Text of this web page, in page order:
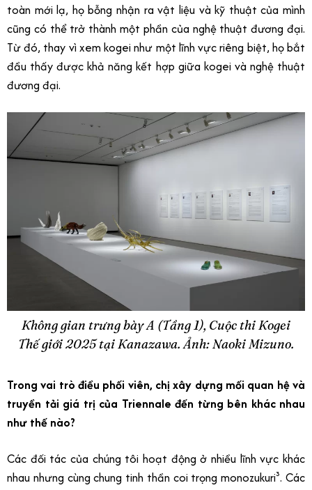
toàn mới lạ, họ bỗng nhận ra vật liệu và kỹ thuật của mình
cũng có thể trở thành một phần của nghệ thuật đương đại.
Từ đó, thay vì xem kogei như một lĩnh vực riêng biệt, họ bắt
đầu thấy được khả năng kết hợp giữa kogei và nghệ thuật
đương đại.
Không gian trưng bày A (Tầng 1), Cuộc thi Kogei
Thế giới 2025 tại Kanazawa. Ảnh: Naoki Mizuno.
Trong vai trò điều phối viên, chị xây dựng mối quan hệ và
truyền tải giá trị của Triennale đến từng bên khác nhau
như thế nào?
Các đối tác của chúng tôi hoạt động ở nhiều lĩnh vực khác
nhau nhưng cùng chung tinh thần coi trọng monozukuri³. Các